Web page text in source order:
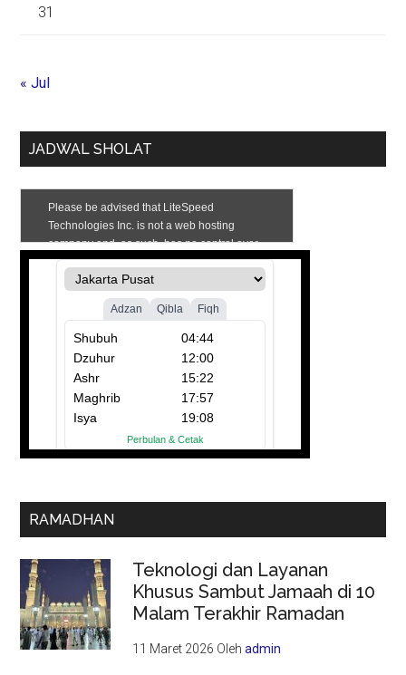
31
« Jul
JADWAL SHOLAT
RAMADHAN
Teknologi dan Layanan
Khusus Sambut Jamaah di 10
Malam Terakhir Ramadan
11 Maret 2026 Olehadmin